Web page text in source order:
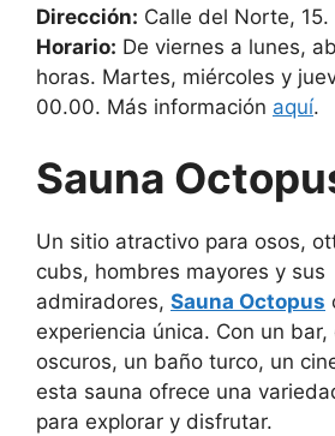
Dirección: Calle del Norte, 15.
Horario: De viernes a lunes,
horas. Martes, miércoles y
00.00. Más información aquí.
Sauna
Un sitio atractivo para osos,
cubs, hombres mayores y sus
admiradores, Sauna Octopus
experiencia única. Con un
oscuros, un baño turco, un
esta sauna ofrece una
para explorar y disfrutar.